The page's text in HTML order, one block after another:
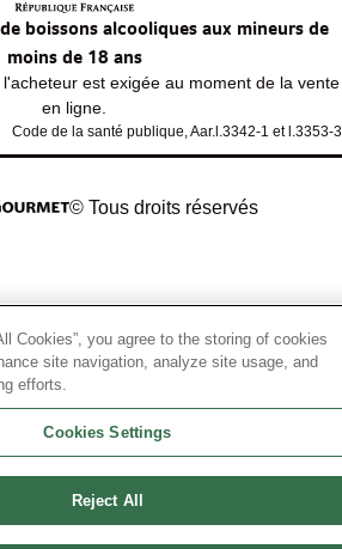
boissons alcooliques aux mineurs de
moins de 18 ans
est exigée au moment de la vente
en ligne.
Code de la santé publique, Aar.l.3342-1 et l.3353-3
© Tous droits réservés
Cookies”, you agree to the storing of cookies
site navigation, analyze site usage, and
efforts.
Cookies Settings
Reject All